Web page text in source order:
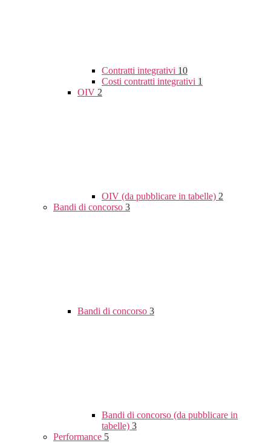
Contratti integrativi 10
Costi contratti integrativi 1
OIV 2
OIV (da pubblicare in tabelle) 2
Bandi di concorso 3
Bandi di concorso 3
Bandi di concorso (da pubblicare in
tabelle) 3
Performance 5